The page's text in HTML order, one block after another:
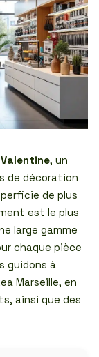
, un
de décoration
de plus
est le plus
large gamme
chaque pièce
guidons à
Marseille, en
ainsi que des